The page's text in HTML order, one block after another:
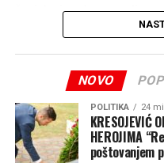
čovjeka i svake porodice.
zaključio je Stanivuković.
Nezavisne
NOVO
POLITIKA 24
KRESOJEVIĆ
HEROJIMA
poštovanjem